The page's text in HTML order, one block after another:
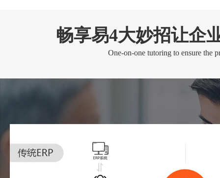
畅享易4大妙招让企
One-on-one tutoring to ensure the